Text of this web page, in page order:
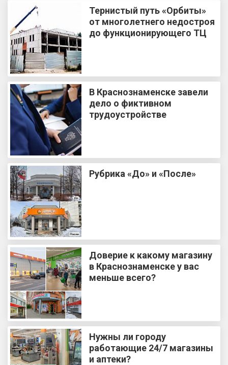
Тернистый путь «Орбиты»
от многолетнего недостроя
до функционирующего ТЦ
В Краснознаменске завели
дело о фиктивном
трудоустройстве
Рубрика «До» и «После»
Доверие к какому магазину
в Краснознаменске у вас
меньше всего?
Нужны ли городу
работающие 24/7 магазины
и аптеки?